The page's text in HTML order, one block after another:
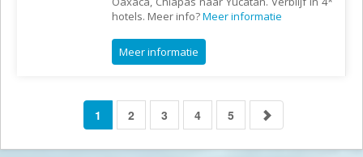
hotels. Meer info?Meer informatie
Meer informatie
1 2 3 4 5